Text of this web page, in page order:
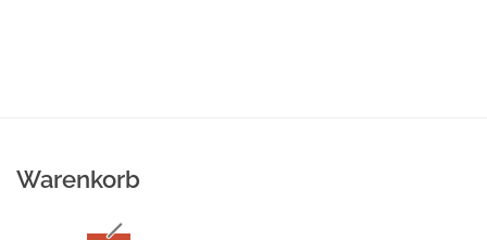
Warenkorb